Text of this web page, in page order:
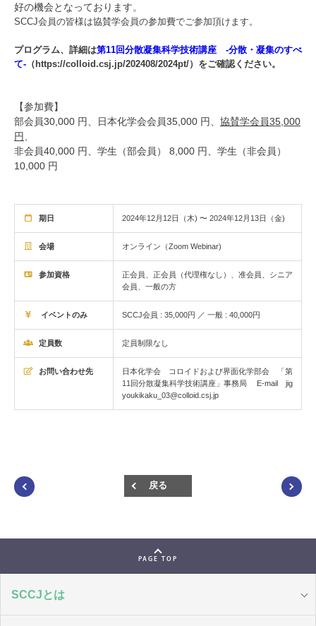
好の機会となっております。
SCCJ会員の皆様は協賛学会員の参加費でご参加頂けます。
プログラム、詳細は第11回分散凝集科学技術講座 -分散・凝集のすべ
て- （https://colloid.csj.jp/202408/2024pt/）をご確認ください。
【参加費】
部会員30,000 円、日本化学会会員35,000 円、 協賛学会員35,000
円
非会員40,000 円、学生（部会員） 8,000 円、学生（非会員）
10,000 円
期日 2024年12月12日（木) 〜 2024年12月13日（金)
会場 オンライン（Zoom Webinar)
参加資格
正会員、正会員（代理権なし）、准会員、シニア
会員、一般の方
イベントのみ SCCJ会員 : 35,000円 ／ 一般 : 40,000円
定員数 定員制限なし
お問い合わせ先
日本化学会 コロイドおよび界面化学部会 「第
11回分散凝集科学技術講座」事務局 E-mail jig
youkikaku_03@colloid.csj.jp
戻る
PAGE TOP
SCCJとは